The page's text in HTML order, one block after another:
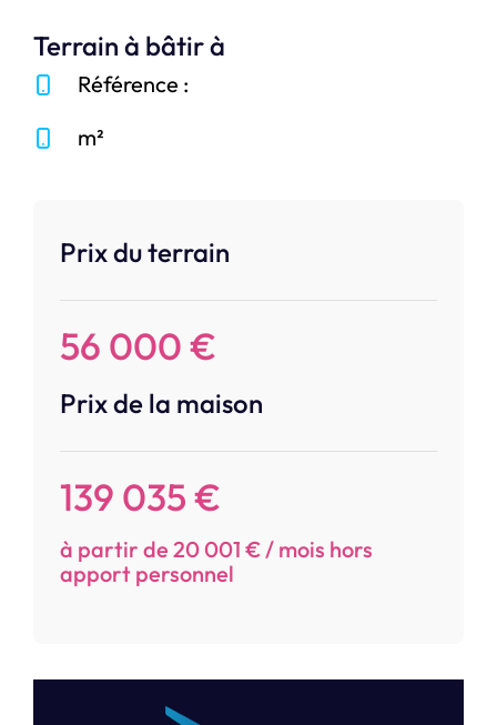
Prix du terrain
56 000 €
Prix de la maison
139 035 €
à partir de 20 001 € / mois hors
apport personnel
Terrain à bâtir à
Référence :
m²